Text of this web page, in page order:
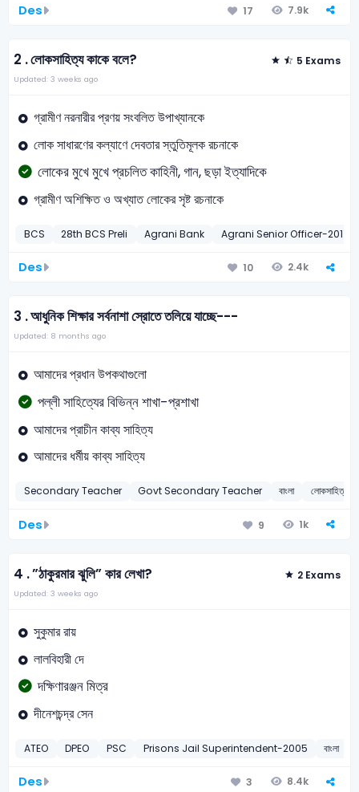
Des 17 7.9k
2 .লোকসাহিত্য কাকে বলে? 5 Exams
Updated: 3 weeks ago
গ্রামীণ নরনারীর প্রণয় সংবলিত উপাখ্যানকে
লোক সাধারণের কল্যাণে দেবতার স্তুতিমূলক রচনাকে
লোকের মুখে মুখে প্রচলিত কাহিনী, গান, ছড়া ইত্যাদিকে
গ্রামীণ অশিক্ষিত ও অখ্যাত লোকের সৃষ্ট রচনাকে
BCS 28th BCS Preli Agrani Bank Agrani Senior Officer-2013
Des 10 2.4k
3 .আধুনিক শিক্ষার সর্বনাশা স্রোতে তলিয়ে যাচ্ছে---
Updated: 8 months ago
আমাদের প্রধান উপকথাগুলো
পল্লী সাহিত্যের বিভিন্ন শাখা-প্রশাখা
আমাদের প্রাচীন কাব্য সাহিত্য
আমাদের ধর্মীয় কাব্য সাহিত্য
Secondary Teacher Govt Secondary Teacher বাংলা লোকসাহিত্য
Des 9 1k
4 .”ঠাকুরমার ঝুলি” কার লেখা? 2 Exams
Updated: 3 weeks ago
সুকুমার রায়
লালবিহারী দে
দক্ষিণারঞ্জন মিত্র
দীনেশচন্দ্র সেন
ATEO DPEO PSC Prisons Jail Superintendent-2005 বাংলা
Des 3 8.4k